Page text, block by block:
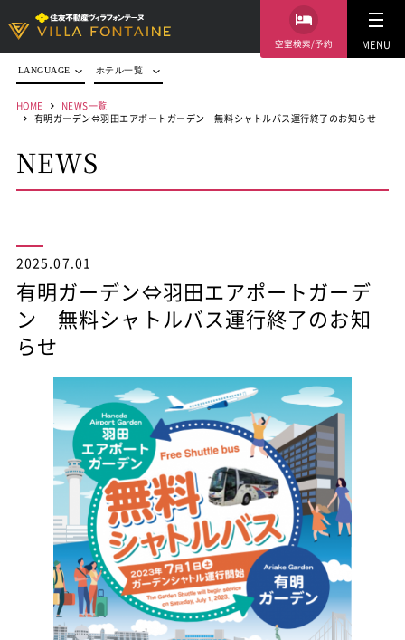
空室検索/予約 MENU
LANGUAGE ホテル一覧
HOME
NEWS一覧
有明ガーデン⇔羽田エアポートガーデン 無料シャトルバス運行終了のお知らせ
NEWS
2025.07.01
有明ガーデン⇔羽田エアポートガーデ
ン 無料シャトルバス運行終了のお知
らせ